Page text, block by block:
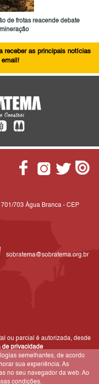
de frotas reacende debate
receber as principais notícias
email!
703 Água Branca - CEP
sobratema@sobratema.org.br
ou parcial é autorizada, desde
de privacidade
semelhantes, de acordo
sua experiência. As
no seu navegador da web. Ao
condições.